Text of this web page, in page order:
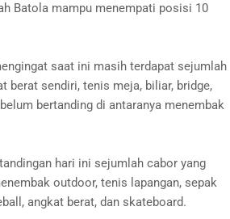
Batola mampu menempati posisi 10
saat ini masih terdapat sejumlah
berat sendiri, tenis meja, biliar, bridge,
bertanding di antaranya menembak
hari ini sejumlah cabor yang
outdoor, tenis lapangan, sepak
angkat berat, dan skateboard.